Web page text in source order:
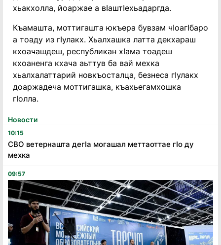
Новости
10:15
СВО ветернашта дегӏа могашал меттаоттае гӏо ду
мехка
09:57
хьакхолла, йоаржае а вӀаштӀехьадаргда.
Къамашта, моттигашта юкъера бувзам чӀоагӀбаро
а тоаду из гӀулакх. Хьалхашка латта декхараш
кхоачашдеш, республикан хӀама тоадеш
кхоаненга кхача аьттув ба вай мехка
хьалхалаттарий новкъосталца, безнеса гӀулакх
доаржадеча моттигашка, къахьегамхошка
гӀолла.